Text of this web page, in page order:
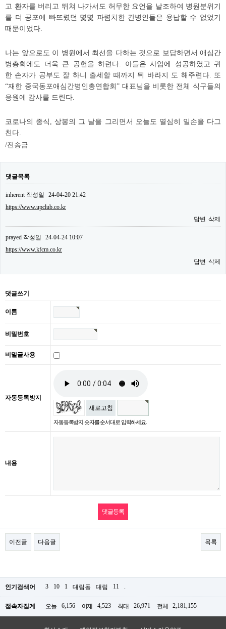
고 환자를 버리고 뛰쳐 나가서도 허무한 요언을 날조하여 병원분위기
를 더 공포에 빠뜨렸던 몇몇 파렴치한 간병인들은 용납할 수 없었기
때문이었다.
나는 앞으로도 이 병원에서 최선을 다하는 것으로 보답하면서 애심간
병총회에도 더욱 큰 공헌을 하련다. 아들은 사업에 성공하였고 귀
한 손자가 공부도 잘 하니 출세할 때까지 뒤 바라지 도 해주련다. 또
“재한 중국동포애심간병인총연합회” 대표님을 비롯한 전체 식구들의
응원에 감사를 드린다.
코로나의 종식, 상봉의 그 날을 그리면서 오늘도 열심히 일손을 다그
친다.
/전송금
댓글목록
inherent작성일
24-04-20 21:42
https://www.upclub.co.kr
답변 삭제
prayed 작성일
24-04-24 10:07
https://www.kfcm.co.kr
답변 삭제
댓글쓰기
이름
비밀번호
비밀글사용
자동등록방지
새로고침
자동등록방지 숫자를 순서대로 입력하세요.
내용
이전글 다음글 목록
인기검색어 3 10 1 대림동 대림 11 .
접속자집계 오늘 6,156 어제 4,523 최대 26,971 전체 2,181,155